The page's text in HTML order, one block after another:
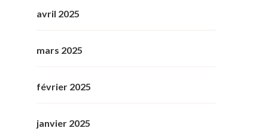
avril 2025
mars 2025
février 2025
janvier 2025